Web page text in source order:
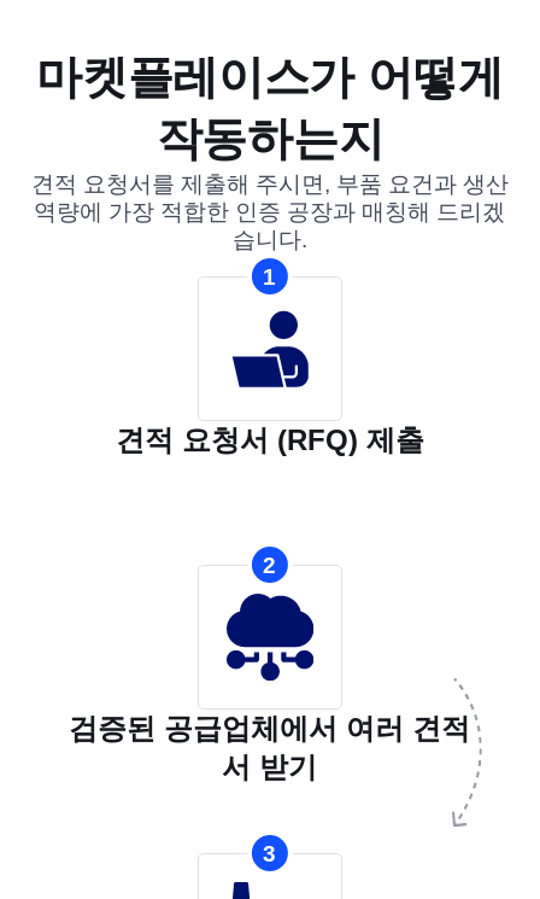
마켓플레이스가 어떻게
작동하는지
견적 요청서를 제출해 주시면, 부품 요건과 생산
역량에 가장 적합한 인증 공장과 매칭해 드리겠
습니다.
1
견적 요청서 (RFQ) 제출
2
검증된 공급업체에서 여러 견적
서 받기
3